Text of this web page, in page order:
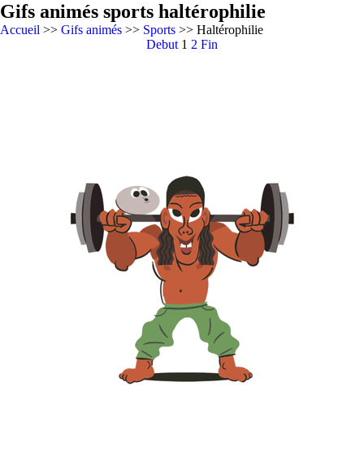
Gifs animés sports haltérophilie
Accueil >> Gifs animés >> Sports >> Haltérophilie
Debut 1 2 Fin